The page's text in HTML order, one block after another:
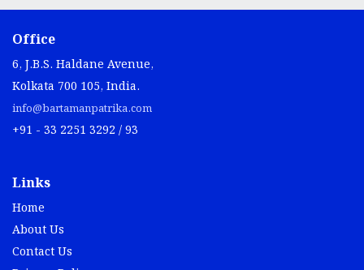
Office
6, J.B.S. Haldane Avenue,
Kolkata 700 105, India.
info@bartamanpatrika.com
+91 - 33 2251 3292 / 93
Links
Home
About Us
Contact Us